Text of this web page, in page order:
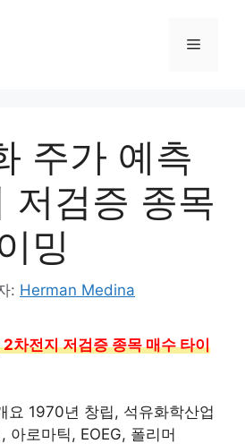
메
주가 예측
저검증 종목
밍
: Herman Medina
차전지 저검증 종목 매수 타이
요 1970년 창립, 석유화학산업
아로마틱, EOEG, 폴리머